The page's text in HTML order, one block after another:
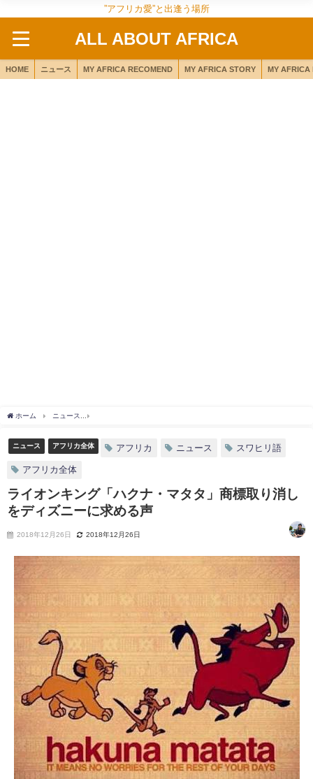
”アフリカ愛”と出逢う場所
ALL ABOUT AFRICA
HOME ニュース MY AFRICA RECOMEND MY AFRICA STORY MY AFRICA
ホーム ニュース
ニュース アフリカ全体 アフリカ ニュース スワヒリ語
アフリカ全体
ライオンキング「ハクナ・マタタ」商標取り消し
をディズニーに求める声
2018年12月26日 2018年12月26日